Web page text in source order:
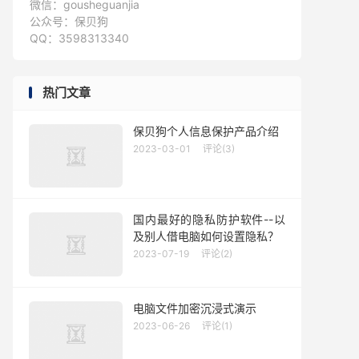
微信：gousheguanjia
公众号：保贝狗
QQ：3598313340
热门文章
保贝狗个人信息保护产品介绍
2023-03-01 评论(3)
国内最好的隐私防护软件--以
及别人借电脑如何设置隐私？
2023-07-19 评论(2)
电脑文件加密沉浸式演示
2023-06-26 评论(1)